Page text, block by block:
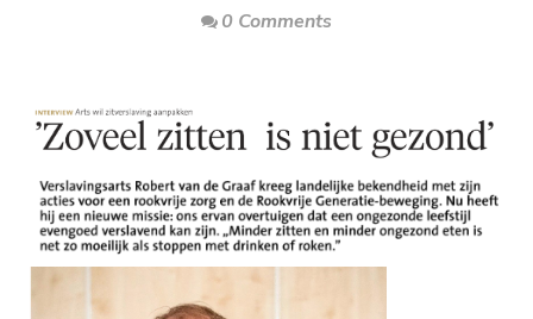
0 Comments